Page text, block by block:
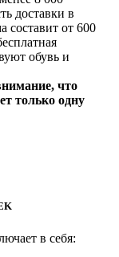
доставки в
от 600
обувь и
что
только одну
в себя: